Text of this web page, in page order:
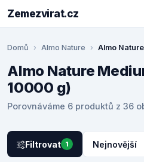
Zemezvirat.cz
Domů Almo Nature Almo
Almo Nature
10000 g)
Porovnáváme 6 produktů z 36
Filtrovat 1